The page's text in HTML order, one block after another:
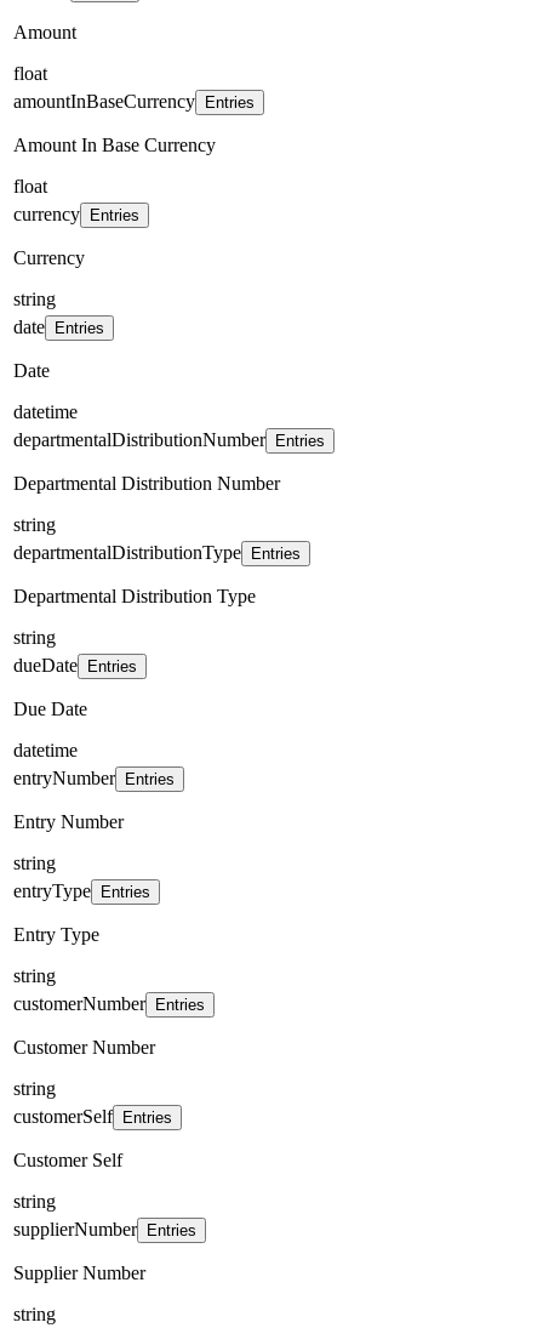
Amount
float
amountInBaseCurrency
Entries
Amount In Base Currency
float
currency
Entries
Currency
string
date
Entries
Date
datetime
departmentalDistributionNumber
Entries
Departmental Distribution Number
string
departmentalDistributionType
Entries
Departmental Distribution Type
string
dueDate
Entries
Due Date
datetime
entryNumber
Entries
Entry Number
string
entryType
Entries
Entry Type
string
customerNumber
Entries
Customer Number
string
customerSelf
Entries
Customer Self
string
supplierNumber
Entries
Supplier Number
string